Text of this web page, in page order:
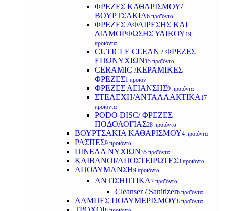
ΦΡΕΖΕΣ ΚΑΘΑΡΙΣΜΟΥ/
ΒΟΥΡΤΣΑΚΙΑ6 προϊόντα
ΦΡΕΖΕΣ ΑΦΑΙΡΕΣΗΣ ΚΑΙ
ΔΙΑΜΟΡΦΩΣΗΣ ΥΛΙΚΟΥ19
προϊόντα
CUTICLE CLEAN / ΦΡΕΖΕΣ
ΕΠΩΝΥΧΙΩΝ15 προϊόντα
CERAMIC /ΚΕΡΑΜΙΚΕΣ
ΦΡΕΖΕΣ1 προϊόν
ΦΡΕΖΕΣ ΛΕΙΑΝΣΗΣ9 προϊόντα
ΣΤΕΛΕΧΗ/ΑΝΤΑΛΛΑΚΤΙΚΑ 17
προϊόντα
PODO DISC/ ΦΡΕΖΕΣ
ΠΟΔΟΛΟΓΙΑΣ28 προϊόντα
ΒΟΥΡΤΣΑΚΙΑ ΚΑΘΑΡΙΣΜΟΥ4 προϊόντα
ΡΑΣΠΕΣ9 προϊόντα
ΠΙΝΕΛΑ ΝΥΧΙΩΝ35 προϊόντα
ΚΛΙΒΑΝΟΙ/ΑΠΟΣΤΕΙΡΩΤΕΣ3 προϊόντα
ΑΠΟΛΥΜΑΝΣΗ9 προϊόντα
ΑΝΤΙΣΗΠΤΙΚΑ7 προϊόντα
Cleanser / Sanitizer6 προϊόντα
ΛΑΜΠΕΣ ΠΟΛΥΜΕΡΙΣΜΟΥ8 προϊόντα